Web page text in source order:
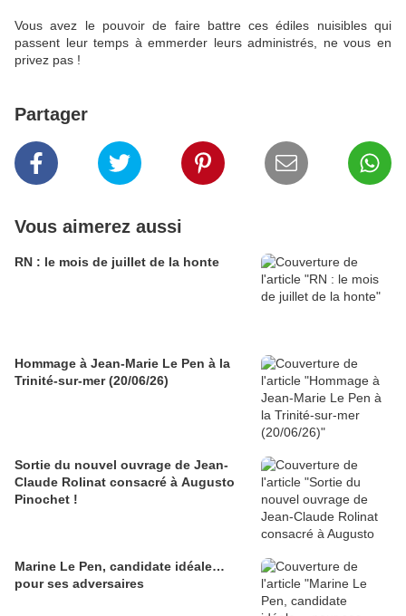
Vous avez le pouvoir de faire battre ces édiles nuisibles qui
passent leur temps à emmerder leurs administrés, ne vous en
privez pas !
Partager
Vous aimerez aussi
RN : le mois de juillet de la honte
Hommage à Jean-Marie Le Pen à la
Trinité-sur-mer (20/06/26)
Sortie du nouvel ouvrage de Jean-
Claude Rolinat consacré à Augusto
Pinochet !
Marine Le Pen, candidate idéale…
pour ses adversaires